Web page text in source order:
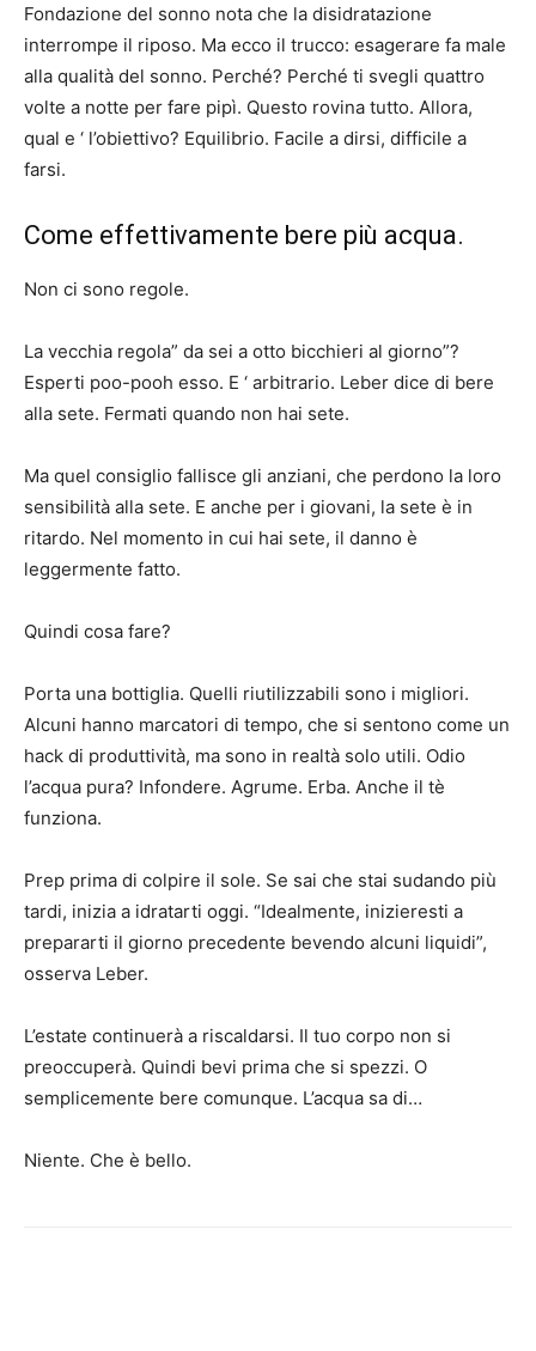
Fondazione del sonno nota che la disidratazione
interrompe il riposo. Ma ecco il trucco: esagerare fa male
alla qualità del sonno. Perché? Perché ti svegli quattro
volte a notte per fare pipì. Questo rovina tutto. Allora,
qual e ‘ l’obiettivo? Equilibrio. Facile a dirsi, difficile a
farsi.
Come effettivamente bere più acqua.
Non ci sono regole.
La vecchia regola” da sei a otto bicchieri al giorno”?
Esperti poo-pooh esso. E ‘ arbitrario. Leber dice di bere
alla sete. Fermati quando non hai sete.
Ma quel consiglio fallisce gli anziani, che perdono la loro
sensibilità alla sete. E anche per i giovani, la sete è in
ritardo. Nel momento in cui hai sete, il danno è
leggermente fatto.
Quindi cosa fare?
Porta una bottiglia. Quelli riutilizzabili sono i migliori.
Alcuni hanno marcatori di tempo, che si sentono come un
hack di produttività, ma sono in realtà solo utili. Odio
l’acqua pura? Infondere. Agrume. Erba. Anche il tè
funziona.
Prep prima di colpire il sole. Se sai che stai sudando più
tardi, inizia a idratarti oggi. “Idealmente, inizieresti a
prepararti il giorno precedente bevendo alcuni liquidi”,
osserva Leber.
L’estate continuerà a riscaldarsi. Il tuo corpo non si
preoccuperà. Quindi bevi prima che si spezzi. O
semplicemente bere comunque. L’acqua sa di…
Niente. Che è bello.